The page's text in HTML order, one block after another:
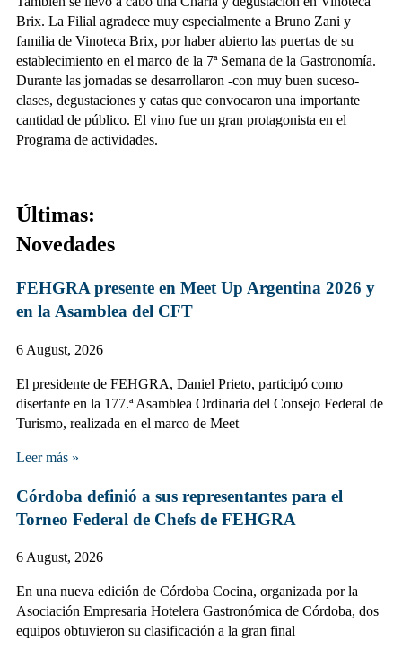
Brix. La Filial agradece muy especialmente a Bruno Zani y
familia de Vinoteca Brix, por haber abierto las puertas de su
establecimiento en el marco de la 7ª Semana de la Gastronomía.
Durante las jornadas se desarrollaron -con muy buen suceso-
clases, degustaciones y catas que convocaron una importante
cantidad de público. El vino fue un gran protagonista en el
Programa de actividades.
Últimas:
Novedades
FEHGRA presente en Meet Up Argentina 2026 y
en la Asamblea del CFT
6 August, 2026
El presidente de FEHGRA, Daniel Prieto, participó como
disertante en la 177.ª Asamblea Ordinaria del Consejo Federal de
Turismo, realizada en el marco de Meet
Leer más »
Córdoba definió a sus representantes para el
Torneo Federal de Chefs de FEHGRA
6 August, 2026
En una nueva edición de Córdoba Cocina, organizada por la
Asociación Empresaria Hotelera Gastronómica de Córdoba, dos
equipos obtuvieron su clasificación a la gran final